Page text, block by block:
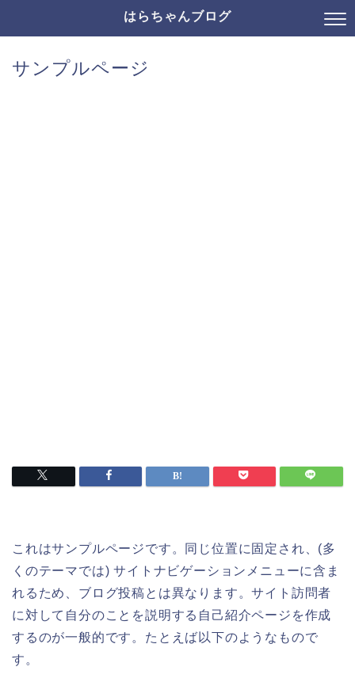
はらちゃんブログ
サンプルページ
これはサンプルページです。同じ位置に固定され、(多
くのテーマでは) サイトナビゲーションメニューに含ま
れるため、ブログ投稿とは異なります。サイト訪問者
に対して自分のことを説明する自己紹介ページを作成
するのが一般的です。たとえば以下のようなもので
す。